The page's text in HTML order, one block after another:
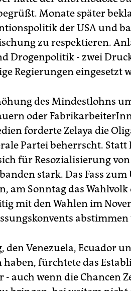
Monate später
der USA und
zu respektieren.
Drogenpolitik - zwei
Regierungen eingesetzt
des Mindestlohns
oder
forderte Zelaya die
Partei beherrscht.
für Resozialisierung
stark. Das Fass
am Sonntag das
mit den Wahlen im
abstimmen
den Venezuela, Ecuador
fürchtete das
- auch wenn die Chancen